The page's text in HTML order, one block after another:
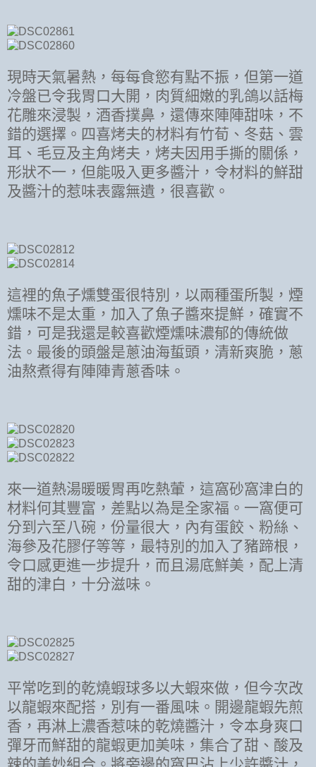
現時天氣暑熱，每每食慾有點不振，但第一道
冷盤已令我胃口大開，肉質細嫩的乳鴿以話梅
花雕來浸製，酒香撲鼻，還傳來陣陣甜味，不
錯的選擇。四喜烤夫的材料有竹荀、冬菇、雲
耳、毛豆及主角烤夫，烤夫因用手撕的關係，
形狀不一，但能吸入更多醬汁，令材料的鮮甜
及醬汁的惹味表露無遺，很喜歡。
這裡的魚子燻雙蛋很特別，以兩種蛋所製，煙
燻味不是太重，加入了魚子醬來提鮮，確實不
錯，可是我還是較喜歡煙燻味濃郁的傳統做
法。最後的頭盤是蔥油海蜇頭，清新爽脆，蔥
油熬煮得有陣陣青蔥香味。
來一道熱湯暖暖胃再吃熱葷，這窩砂窩津白的
材料何其豐富，差點以為是全家福。一窩便可
分到六至八碗，份量很大，內有蛋餃、粉絲、
海參及花膠仔等等，最特別的加入了豬蹄根，
令口感更進一步提升，而且湯底鮮美，配上清
甜的津白，十分滋味。
平常吃到的乾燒蝦球多以大蝦來做，但今次改
以龍蝦來配搭，別有一番風味。開邊龍蝦先煎
香，再淋上濃香惹味的乾燒醬汁，令本身爽口
彈牙而鮮甜的龍蝦更加美味，集合了甜、酸及
辣的美妙組合。將旁邊的窩巴沾上少許醬汁，